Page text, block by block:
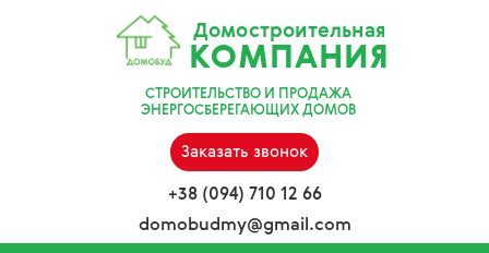
Домостроительная
КОМПАНИЯ
СТРОИТЕЛЬСТВО И ПРОДАЖА
ЭНЕРГОСБЕРЕГАЮЩИХ ДОМОВ
Заказать звонок
+38 (094) 710 12 66
domobudmy@gmail.com